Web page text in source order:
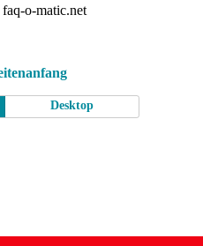
o-matic.net
Desktop